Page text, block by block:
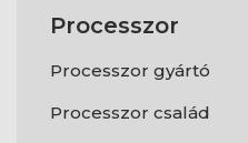
Processzor
Processzor gyártó
Processzor család